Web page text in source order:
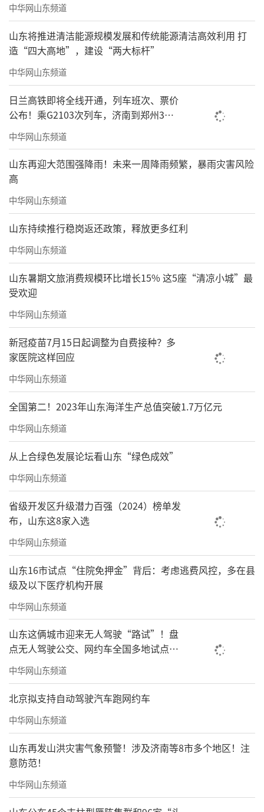
中华网山东频道
山东将推进清洁能源规模发展和传统能源清洁高效利用 打
造“四大高地”，建设“两大标杆”
中华网山东频道
日兰高铁即将全线开通，列车班次、票价
公布！乘G2103次列车，济南到郑州3小
时到达
中华网山东频道
山东再迎大范围强降雨！未来一周降雨频繁，暴雨灾害风险
高
中华网山东频道
山东持续推行稳岗返还政策，释放更多红利
中华网山东频道
山东暑期文旅消费规模环比增长15% 这5座“清凉小城”最
受欢迎
中华网山东频道
新冠疫苗7月15日起调整为自费接种？多
家医院这样回应
中华网山东频道
全国第二！2023年山东海洋生产总值突破1.7万亿元
中华网山东频道
从上合绿色发展论坛看山东“绿色成效”
中华网山东频道
省级开发区升级潜力百强（2024）榜单发
布，山东这8家入选
中华网山东频道
山东16市试点“住院免押金”背后：考虑逃费风控，多在县
级及以下医疗机构开展
中华网山东频道
山东这俩城市迎来无人驾驶“路试”！盘
点无人驾驶公交、网约车全国多地试点之
路
中华网山东频道
北京拟支持自动驾驶汽车跑网约车
中华网山东频道
山东再发山洪灾害气象预警！涉及济南等8市多个地区！注
意防范！
中华网山东频道